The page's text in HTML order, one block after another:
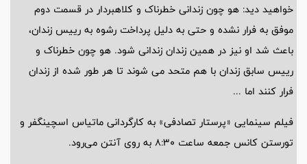
خواهید دید: هو چون زندانی خطرناک و کلاهبردار در قسمت دوم
موفق به فرار نشده و حتی به دلیل پرداخت رشوه به رییس زندان،
باعث شد او نیز در همین زندان زندانی شود. هو چون خطرناک و
رییس سابق زندان با هم متحد می شوند تا هر طور شده از زندان
فرار کنند اما ...
فیلم سینمایی «پرستار تصادفی» به کارگردانی ماتیاس اسچینگفر و
تورستن کانس جمعه ساعت 8:30 به روی آنتن می‌رود.